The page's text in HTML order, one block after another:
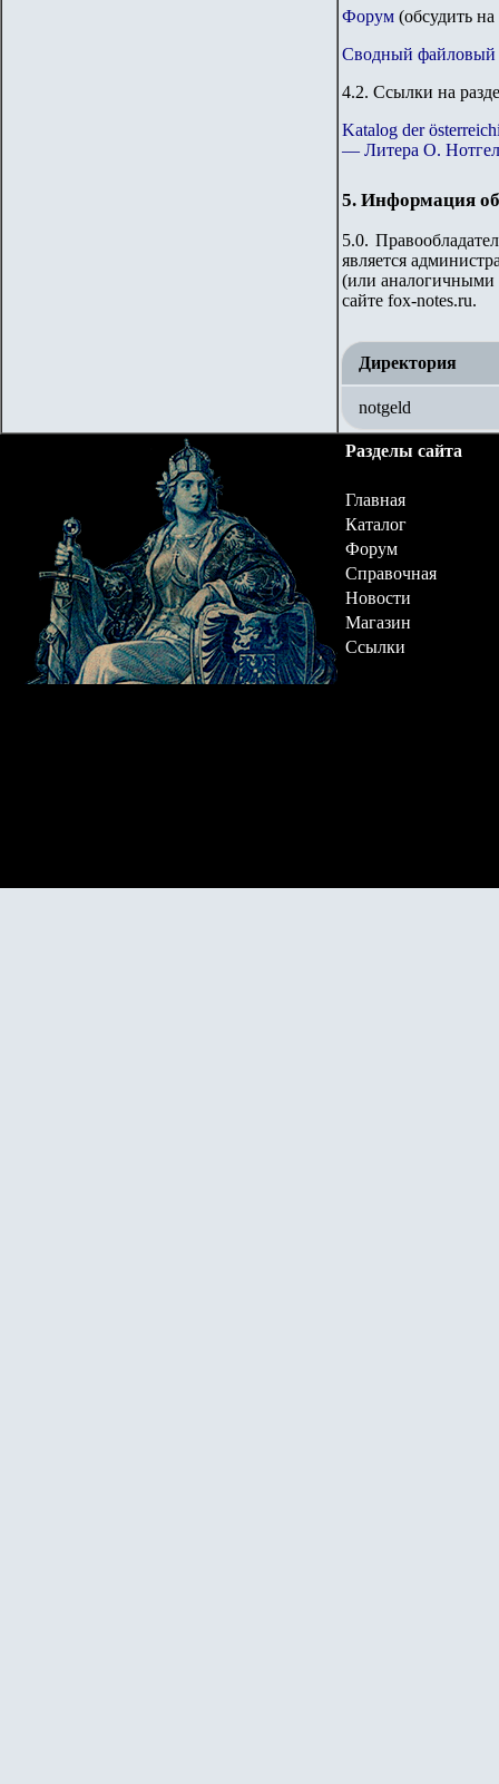
Форум (обсудить
Сводный файловый
4.2. Ссылки на
Katalog der
— Литера O.
5. Информация
5.0.
является
(или аналогичными
сайте fox-notes.ru.
Директория
notgeld
Разделы сайта
Главная
Каталог
Форум
Справочная
Новости
Магазин
Ссылки